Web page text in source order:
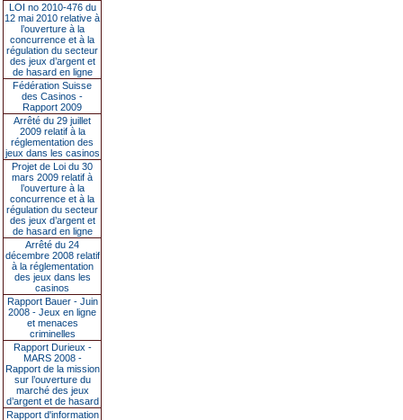
LOI no 2010-476 du
12 mai 2010 relative à
l’ouverture à la
concurrence et à la
régulation du secteur
des jeux d’argent et
de hasard en ligne
Fédération Suisse
des Casinos -
Rapport 2009
Arrêté du 29 juillet
2009 relatif à la
réglementation des
jeux dans les casinos
Projet de Loi du 30
mars 2009 relatif à
l’ouverture à la
concurrence et à la
régulation du secteur
des jeux d’argent et
de hasard en ligne
Arrêté du 24
décembre 2008 relatif
à la réglementation
des jeux dans les
casinos
Rapport Bauer - Juin
2008 - Jeux en ligne
et menaces
criminelles
Rapport Durieux -
MARS 2008 -
Rapport de la mission
sur l’ouverture du
marché des jeux
d’argent et de hasard
Rapport d'information